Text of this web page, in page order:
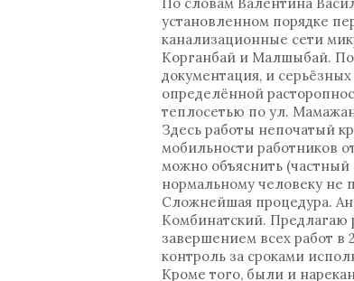
установленном порядке
канализационные сети
Корганбай и Малшыбай. По
документация, и
определённой
теплосетью по ул.
Здесь работы непочатый
мобильности работников
можно объяснить (частный
нормальному человеку не
Сложнейшая процедура.
Комбинатский. Предлагаю
завершением всех работ в
контроль за сроками
Кроме того, были и